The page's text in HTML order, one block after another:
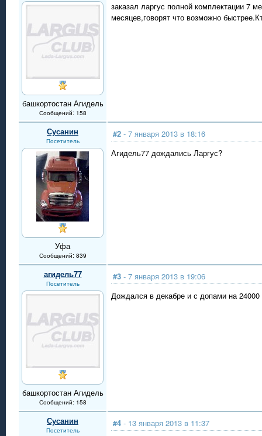
башкортостан Агидель
Сообщений: 158
заказал ларгус полной комплектации 7
месяцев,говорят что возможно
Сусанин
Посетитель
Уфа
Сообщений: 839
#2 - 7 января 2013 в 18:16
Агидель77 дождались Ларгус?
агидель77
Посетитель
башкортостан Агидель
Сообщений: 158
#3 - 7 января 2013 в 19:06
Дождался в декабре и с допами на 24000
Сусанин
Посетитель
#4 - 13 января 2013 в 11:37